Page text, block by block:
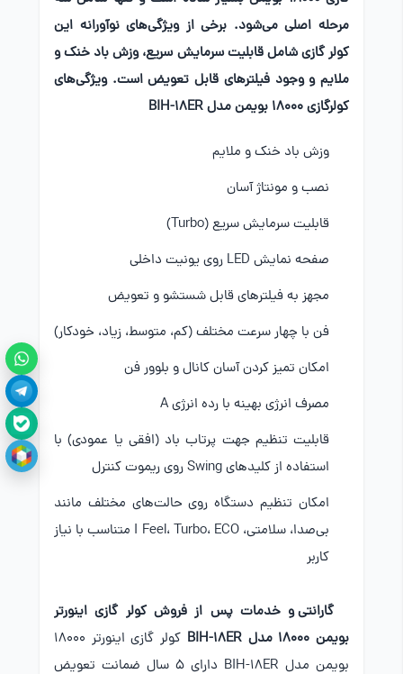
مرحله اصلی می‌شود. برخی از ویژگی‌های نوآورانه این
کولر گازی شامل قابلیت سرمایش سریع، وزش باد خنک و
ملایم و وجود فیلترهای قابل تعویض است. ویژگی‌های
کولرگازی 18000 بویمن مدل BIH-18ER
وزش باد خنک و ملایم
نصب و مونتاژ آسان
قابلیت سرمایش سریع (Turbo)
صفحه نمایش LED روی یونیت داخلی
مجهز به فیلترهای قابل شستشو و تعویض
فن با چهار سرعت مختلف (کم، متوسط، زیاد، خودکار)
امکان تمیز کردن آسان کانال و بلوور فن
مصرف انرژی بهینه با رده انرژی A
قابلیت تنظیم جهت پرتاب باد (افقی یا عمودی) با
استفاده از کلیدهای Swing روی ریموت کنترل
امکان تنظیم دستگاه روی حالت‌های مختلف مانند
بی‌صدا، سلامتی، I Feel، Turbo، ECO متناسب با نیاز
کاربر
گارانتی و خدمات پس از فروش کولر گازی اینورتر
بویمن 18000 مدل BIH-18ER
کولر گازی اینورتر 18000
بویمن مدل BIH-18ER دارای 5 سال ضمانت تعویض